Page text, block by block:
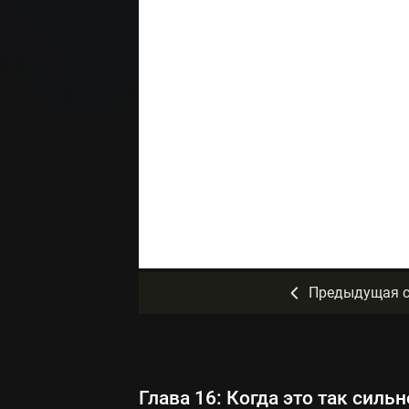
Предыдущая
Глава 16: Когда это так